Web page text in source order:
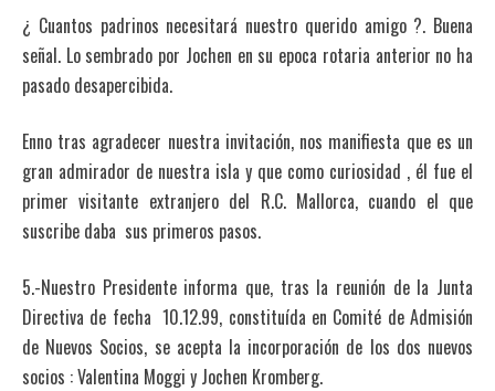
¿ Cuantos padrinos necesitará nuestro querido amigo ?. Buena
señal. Lo sembrado por Jochen en su epoca rotaria anterior no ha
pasado desapercibida.
Enno tras agradecer nuestra invitación, nos manifiesta que es un
gran admirador de nuestra isla y que como curiosidad , él fue el
primer visitante extranjero del R.C. Mallorca, cuando el que
suscribe daba sus primeros pasos.
5.-Nuestro Presidente informa que, tras la reunión de la Junta
Directiva de fecha 10.12.99, constituída en Comité de Admisión
de Nuevos Socios, se acepta la incorporación de los dos nuevos
socios : Valentina Moggi y Jochen Kromberg.